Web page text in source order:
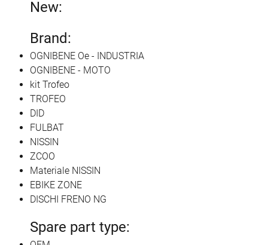
New:
Brand:
OGNIBENE Oe - INDUSTRIA
OGNIBENE - MOTO
kit Trofeo
TROFEO
DID
FULBAT
NISSIN
ZCOO
Materiale NISSIN
EBIKE ZONE
DISCHI FRENO NG
Spare part type: